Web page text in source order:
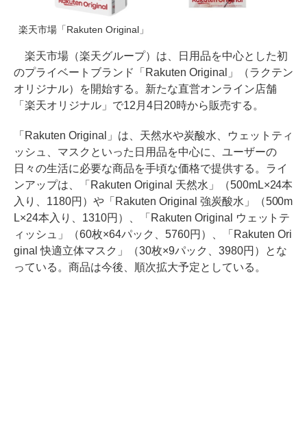
楽天市場「Rakuten Original」
楽天市場（楽天グループ）は、日用品を中心とした初
のプライベートブランド「Rakuten Original」（ラクテン
オリジナル）を開始する。新たな直営オンライン店舗
「楽天オリジナル」で12月4日20時から販売する。
「Rakuten Original」は、天然水や炭酸水、ウェットティ
ッシュ、マスクといった日用品を中心に、ユーザーの
日々の生活に必要な商品を手頃な価格で提供する。ライ
ンアップは、「Rakuten Original 天然水」（500mL×24本
入り、1180円）や「Rakuten Original 強炭酸水」（500m
L×24本入り、1310円）、「Rakuten Original ウェットテ
ィッシュ」（60枚×64パック、5760円）、「Rakuten Ori
ginal 快適立体マスク」（30枚×9パック、3980円）とな
っている。商品は今後、順次拡大予定としている。